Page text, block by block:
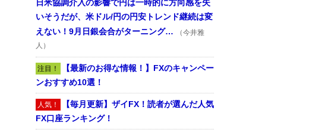
日米協調介入の影響で円は一時的に方向感を失
いそうだが、米ドル/円の円安トレンド継続は変
えない！9月日銀会合がターニング…
（今井雅
人）
注目！ 【最新のお得な情報！】FXのキャンペー
ンおすすめ10選！
人気！ 【毎月更新】ザイFX！読者が選んだ人気
FX口座ランキング！